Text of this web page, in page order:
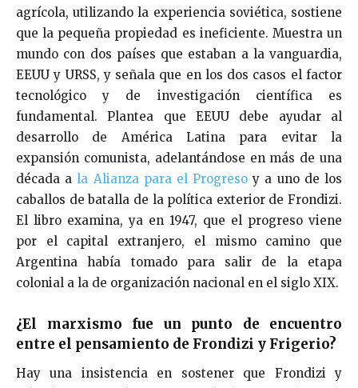
agrícola, utilizando la experiencia soviética, sostiene
que la pequeña propiedad es ineficiente. Muestra un
mundo con dos países que estaban a la vanguardia,
EEUU y URSS, y señala que en los dos casos el factor
tecnológico y de investigación científica es
fundamental. Plantea que EEUU debe ayudar al
desarrollo de América Latina para evitar la
expansión comunista, adelantándose en más de una
década ala Alianza para el Progreso y a uno de los
caballos de batalla de la política exterior de Frondizi.
El libro examina, ya en 1947, que el progreso viene
por el capital extranjero, el mismo camino que
Argentina había tomado para salir de la etapa
colonial a la de organización nacional en el siglo XIX.
¿El marxismo fue un punto de encuentro
entre el pensamiento de Frondizi y Frigerio?
Hay una insistencia en sostener que Frondizi y